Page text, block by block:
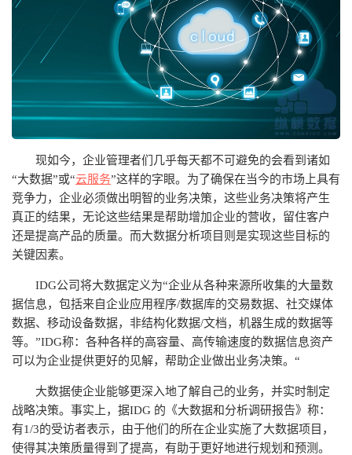
现如今，企业管理者们几乎每天都不可避免的会看到诸如
“大数据”或“云服务”这样的字眼。为了确保在当今的市场上具有
竞争力，企业必须做出明智的业务决策，这些业务决策将产生
真正的结果，无论这些结果是帮助增加企业的营收，留住客户
还是提高产品的质量。而大数据分析项目则是实现这些目标的
关键因素。
IDG公司将大数据定义为“企业从各种来源所收集的大量数
据信息，包括来自企业应用程序/数据库的交易数据、社交媒体
数据、移动设备数据，非结构化数据/文档，机器生成的数据等
等。”IDG称：各种各样的高容量、高传输速度的数据信息资产
可以为企业提供更好的见解，帮助企业做出业务决策。“
大数据使企业能够更深入地了解自己的业务，并实时制定
战略决策。事实上，据IDG 的《大数据和分析调研报告》称：
有1/3的受访者表示，由于他们的所在企业实施了大数据项目，
使得其决策质量得到了提高，有助于更好地进行规划和预测。